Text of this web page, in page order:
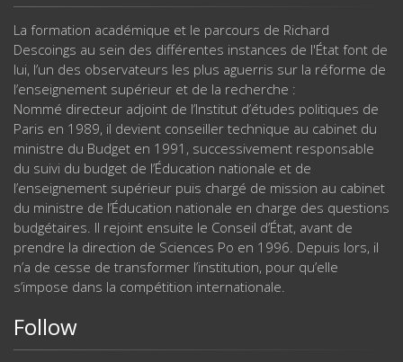
La formation académique et le parcours de Richard
Descoings au sein des différentes instances de l'État font de
lui, l’un des observateurs les plus aguerris sur la réforme de
l’enseignement supérieur et de la recherche :
Nommé directeur adjoint de l’Institut d’études politiques de
Paris en 1989, il devient conseiller technique au cabinet du
ministre du Budget en 1991, successivement responsable
du suivi du budget de l’Éducation nationale et de
l’enseignement supérieur puis chargé de mission au cabinet
du ministre de l’Éducation nationale en charge des questions
budgétaires. Il rejoint ensuite le Conseil d’État, avant de
prendre la direction de Sciences Po en 1996. Depuis lors, il
n’a de cesse de transformer l’institution, pour qu’elle
s’impose dans la compétition internationale.
Follow